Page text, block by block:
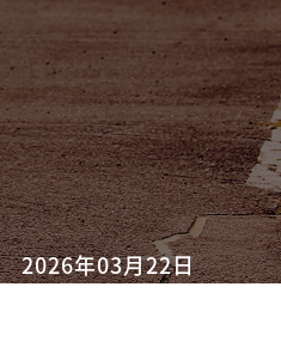
2026年03月22日